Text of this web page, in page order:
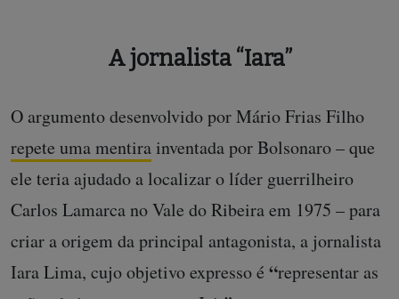
A jornalista “Iara”
O argumento desenvolvido por Mário Frias Filho
repete uma mentirainventada por Bolsonaro – que
ele teria ajudado a localizar o líder guerrilheiro
Carlos Lamarca no Vale do Ribeira em 1975 – para
criar a origem da principal antagonista, a jornalista
Iara Lima, cujo objetivo expresso é “representar as